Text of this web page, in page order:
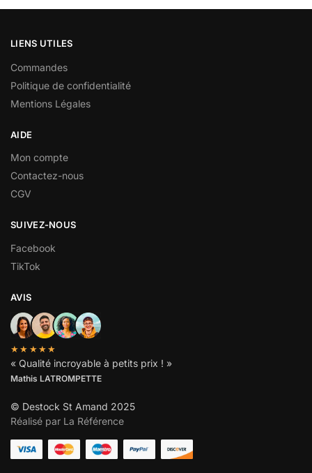
LIENS UTILES
Commandes
Politique de confidentialité
Mentions Légales
AIDE
Mon compte
Contactez-nous
CGV
SUIVEZ-NOUS
Facebook
TikTok
AVIS
★★★★★
« Qualité incroyable à petits prix ! »
Mathis LATROMPETTE
© Destock St Amand 2025
Réalisé par La Référence